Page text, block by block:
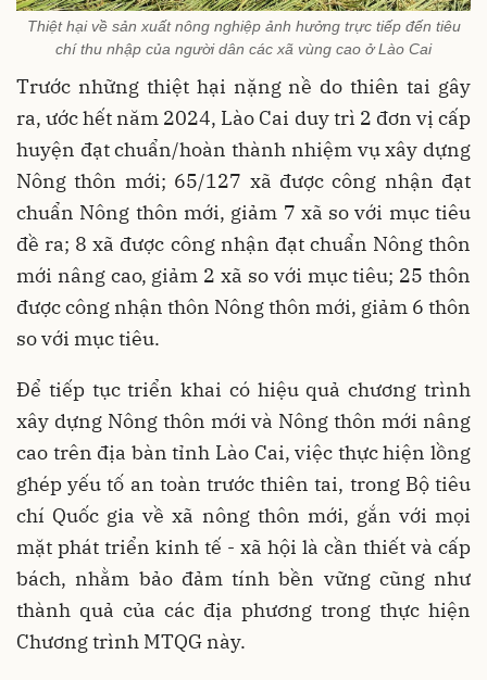
Thiệt hại về sản xuất nông nghiệp ảnh hưởng trực tiếp đến tiêu
chí thu nhập của người dân các xã vùng cao ở Lào Cai
Trước những thiệt hại nặng nề do thiên tai gây
ra, ước hết năm 2024, Lào Cai duy trì 2 đơn vị cấp
huyện đạt chuẩn/hoàn thành nhiệm vụ xây dựng
Nông thôn mới; 65/127 xã được công nhận đạt
chuẩn Nông thôn mới, giảm 7 xã so với mục tiêu
đề ra; 8 xã được công nhận đạt chuẩn Nông thôn
mới nâng cao, giảm 2 xã so với mục tiêu; 25 thôn
được công nhận thôn Nông thôn mới, giảm 6 thôn
so với mục tiêu.
Để tiếp tục triển khai có hiệu quả chương trình
xây dựng Nông thôn mới và Nông thôn mới nâng
cao trên địa bàn tỉnh Lào Cai, việc thực hiện lồng
ghép yếu tố an toàn trước thiên tai, trong Bộ tiêu
chí Quốc gia về xã nông thôn mới, gắn với mọi
mặt phát triển kinh tế - xã hội là cần thiết và cấp
bách, nhằm bảo đảm tính bền vững cũng như
thành quả của các địa phương trong thực hiện
Chương trình MTQG này.